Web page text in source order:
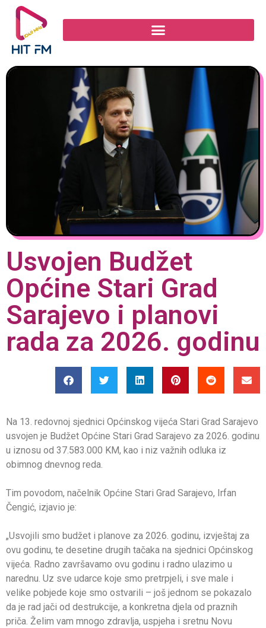
Usvojen Budžet
Općine Stari Grad
Sarajevo i planovi
rada za 2026. godinu
Na 13. redovnoj sjednici Općinskog vijeća Stari Grad Sarajevo
usvojen je Budžet Općine Stari Grad Sarajevo za 2026. godinu
u iznosu od 37.583.000 KM, kao i niz važnih odluka iz
obimnog dnevnog reda.
Tim povodom, načelnik Općine Stari Grad Sarajevo, Irfan
Čengić, izjavio je:
„Usvojili smo budžet i planove za 2026. godinu, izvještaj za
ovu godinu, te desetine drugih tačaka na sjednici Općinskog
vijeća. Radno završavamo ovu godinu i radno ulazimo u
narednu. Uz sve udarce koje smo pretrpjeli, i sve male i
velike pobjede koje smo ostvarili – još jednom se pokazalo
da je rad jači od destrukcije, a konkretna djela od praznih
priča. Želim vam mnogo zdravlja, uspjeha i sretnu Novu